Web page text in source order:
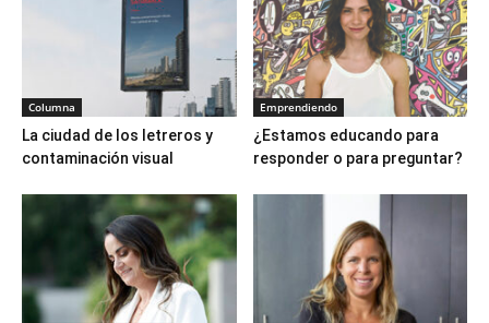
Columna
La ciudad de los letreros y
contaminación visual
Emprendiendo
¿Estamos educando para
responder o para preguntar?